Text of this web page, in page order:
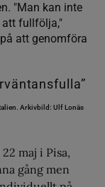
"Man kan inte
att fullfölja,"
att genomföra
Arkivbild: Ulf Lonäs
maj i Pisa,
gång men